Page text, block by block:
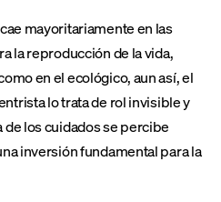
mayoritariamente en las
la reproducción de la vida,
en el ecológico, aun así, el
lo trata de rol invisible y
los cuidados se percibe
inversión fundamental para la